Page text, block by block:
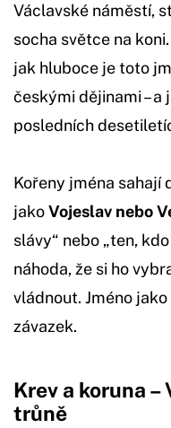
Václavské náměstí,
socha světce na
jak hluboce je toto
českými dějinami –
posledních
Kořeny jména sahají
jakoVojeslav nebo
slávy“ nebo „ten,
náhoda, že si ho
vládnout. Jméno
závazek.
Krev a koruna –
trůně